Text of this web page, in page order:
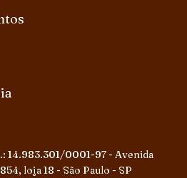
14.983.301/0001-97 - Avenida
loja 18 - São Paulo - SP